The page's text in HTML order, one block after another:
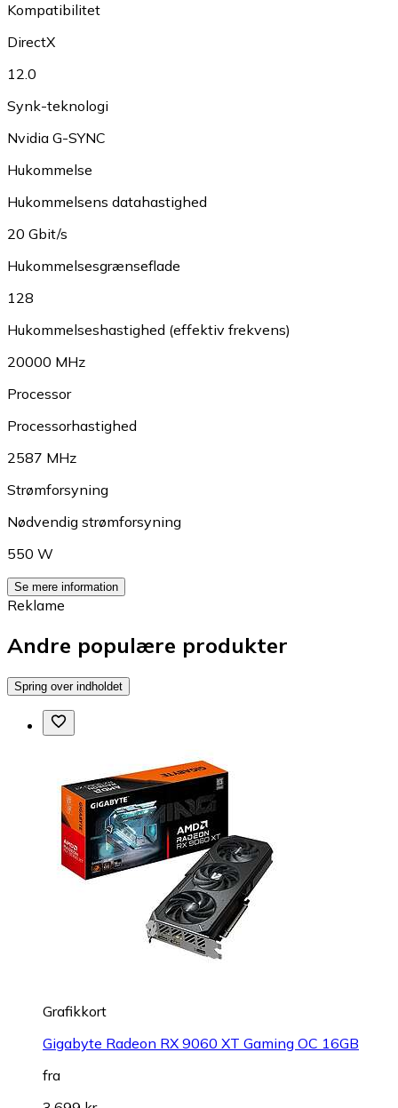
Kompatibilitet
DirectX
12.0
Synk-teknologi
Nvidia G-SYNC
Hukommelse
Hukommelsens datahastighed
20 Gbit/s
Hukommelsesgrænseflade
128
Hukommelseshastighed (effektiv frekvens)
20000 MHz
Processor
Processorhastighed
2587 MHz
Strømforsyning
Nødvendig strømforsyning
550 W
Se mere information
Reklame
Andre populære produkter
Spring over indholdet
Grafikkort
Gigabyte Radeon RX 9060 XT Gaming OC 16GB
fra